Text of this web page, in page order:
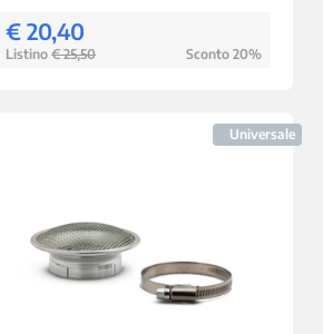
€ 20,40
Listino € 25,50 Sconto 20%
Universale